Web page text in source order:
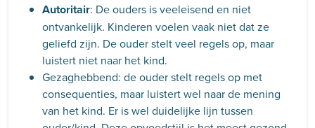
Autoritair: De ouders is veeleisend en niet
ontvankelijk. Kinderen voelen vaak niet dat ze
geliefd zijn. De ouder stelt veel regels op, maar
luistert niet naar het kind.
Gezaghebbend: de ouder stelt regels op met
consequenties, maar luistert wel naar de mening
van het kind. Er is wel duidelijke lijn tussen